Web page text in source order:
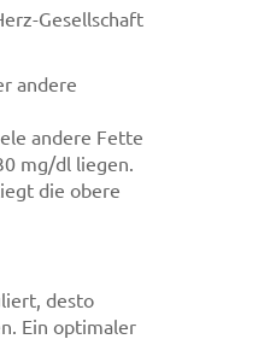
Gesellschaft
andere
andere Fette
mg/dl liegen.
die obere
desto
Ein optimaler